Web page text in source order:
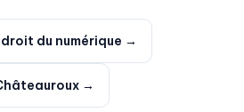
du numérique →
→